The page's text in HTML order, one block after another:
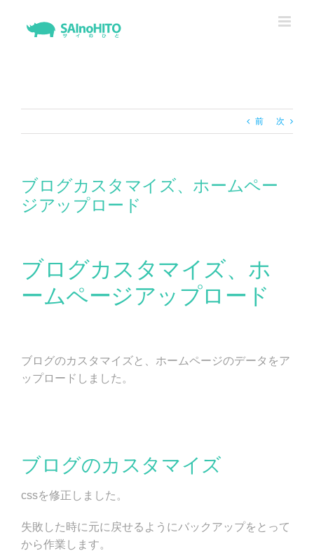
前 次
ブログカスタマイズ、ホームペー
ジアップロード
ブログカスタマイズ、ホ
ームページアップロード
ブログのカスタマイズと、ホームページのデータをア
ップロードしました。
ブログのカスタマイズ
cssを修正しました。
失敗した時に元に戻せるようにバックアップをとって
から作業します。